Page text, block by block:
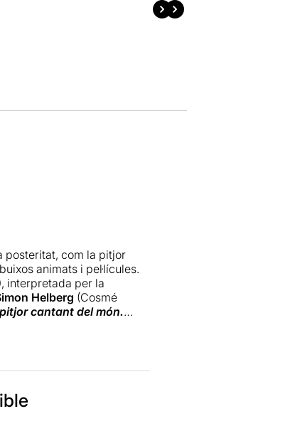
posteritat, com la pitjor
animats i pel·lícules.
interpretada per la
Helberg (Cosmé
cantant del món.
tant pel que fa a
Els que l'hem sentit
personatge.